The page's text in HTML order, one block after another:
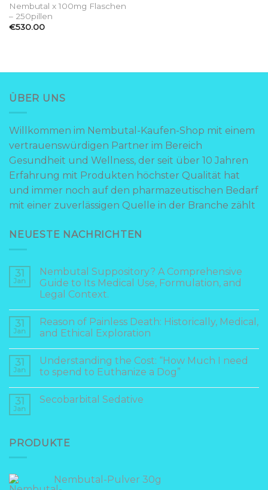
Nembutal x 100mg Flaschen
– 250pillen
€530.00
ÜBER UNS
Willkommen im Nembutal-Kaufen-Shop mit einem
vertrauenswürdigen Partner im Bereich
Gesundheit und Wellness, der seit über 10 Jahren
Erfahrung mit Produkten höchster Qualität hat
und immer noch auf den pharmazeutischen Bedarf
mit einer zuverlässigen Quelle in der Branche zählt
NEUESTE NACHRICHTEN
31
Jan
Nembutal Suppository? A Comprehensive
Guide to Its Medical Use, Formulation, and
Legal Context.
31
Jan
Reason of Painless Death: Historically, Medical,
and Ethical Exploration
31
Jan
Understanding the Cost: “How Much I need
to spend to Euthanize a Dog”
31
Jan
Secobarbital Sedative
PRODUKTE
Nembutal-Pulver 30g